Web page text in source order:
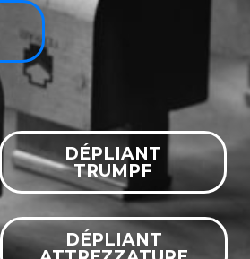
DÉPLIANT
TRUMPF
DÉPLIANT